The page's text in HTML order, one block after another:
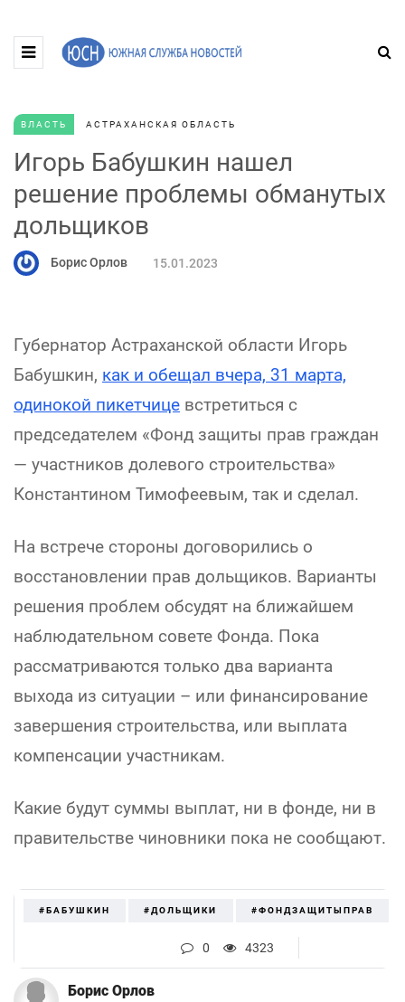
ВЛАСТЬ АСТРАХАНСКАЯ ОБЛАСТЬ
Игорь Бабушкин нашел
решение проблемы обманутых
дольщиков
Борис Орлов 15.01.2023
Губернатор Астраханской области Игорь
Бабушкин, как и обещал вчера, 31 марта,
одинокой пикетчице встретиться с
председателем «Фонд защиты прав граждан
— участников долевого строительства»
Константином Тимофеевым, так и сделал.
На встрече стороны договорились о
восстановлении прав дольщиков. Варианты
решения проблем обсудят на ближайшем
наблюдательном совете Фонда. Пока
рассматриваются только два варианта
выхода из ситуации – или финансирование
завершения строительства, или выплата
компенсации участникам.
Какие будут суммы выплат, ни в фонде, ни в
правительстве чиновники пока не сообщают.
#БАБУШКИН #ДОЛЬЩИКИ #ФОНДЗАЩИТЫПРАВ
0 4323
Борис Орлов